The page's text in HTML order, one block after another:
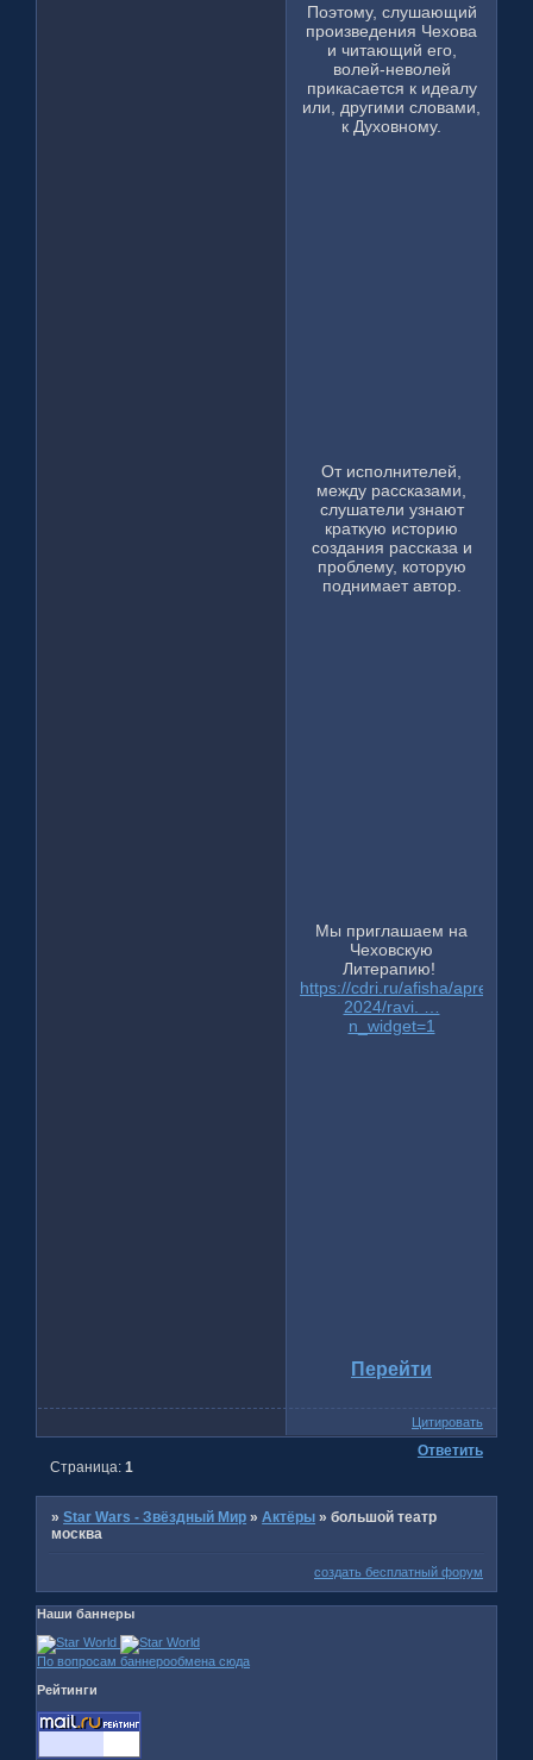
Поэтому, слушающий
произведения Чехова
и читающий его,
волей-неволей
прикасается к идеалу
или, другими словами,
к Духовному.
От исполнителей,
между рассказами,
слушатели узнают
краткую историю
создания рассказа и
проблему, которую
поднимает автор.
Мы приглашаем на
Чеховскую
Литерапию!
https://cdri.ru/afisha/aprel-
2024/ravi. …
n_widget=1
Перейти
Цитировать
Ответить
Страница:1
»Star Wars - Звёздный Мир »Актёры »большой театр
москва
создать бесплатный форум
Наши баннеры
По вопросам баннерообмена сюда
Рейтинги